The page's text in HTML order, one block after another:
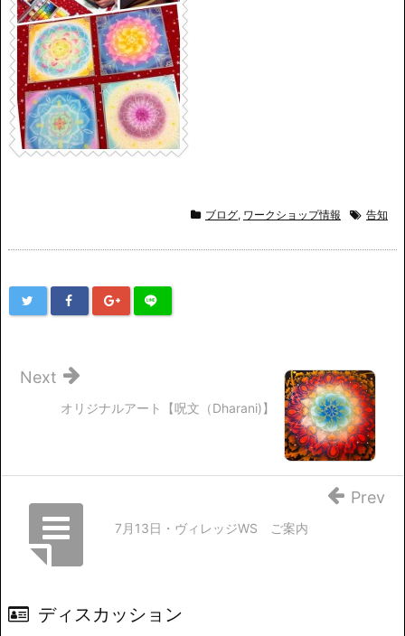
ブログ, ワークショップ情報 告知
オリジナルアート【呪文（Dharani)】
Next
7月13日・ヴィレッジWS ご案内
Prev
ディスカッション